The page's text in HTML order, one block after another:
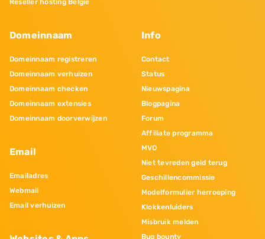
Reseller hosting Belgie
Domeinnaam
Domeinnaam registreren
Domeinnaam verhuizen
Domeinnaam checken
Domeinnaam extensies
Domeinnaam doorverwijzen
Email
Emailadres
Webmail
Email verhuizen
Info
Contact
Status
Nieuwspagina
Blogpagina
Forum
Affiliate programma
MVO
Niet tevreden geld terug
Geschillencommissie
Modelformulier herroeping
Klokkenluiders
Misbruik melden
Bug bounty